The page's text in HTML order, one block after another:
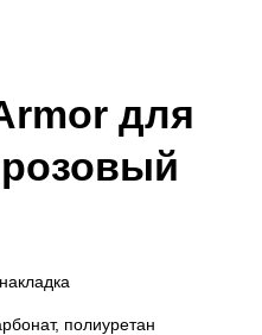
для
полиуретан